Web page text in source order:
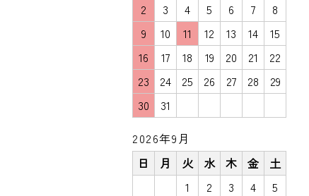
2
3 4 5 6 7
8
9
10 11 12 13 14
15
16
17 18 19 20 21
22
23
24 25 26 27 28
29
30
31
2026年9月
日
月 火 水 木 金
土
1
2 3 4
5